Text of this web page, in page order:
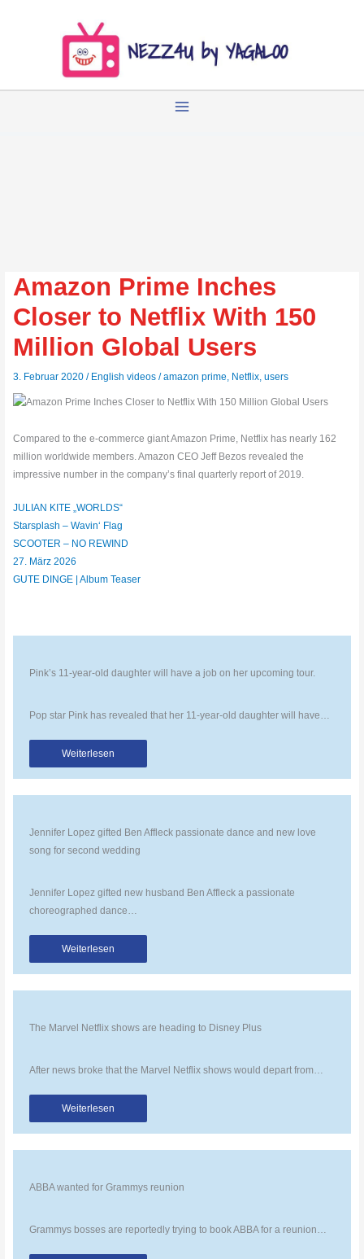
Amazon Prime Inches
Closer to Netflix With 150
Million Global Users
3. Februar 2020/ English videos /amazon prime Netflix ,users
Compared to the e-commerce giant Amazon Prime, Netflix has nearly 162
million worldwide members. Amazon CEO Jeff Bezos revealed the
impressive number in the company’s final quarterly report of 2019.
JULIAN KITE „WORLDS“
Starsplash – Wavin‘ Flag
SCOOTER – NO REWIND
27. März 2026
GUTE DINGE | Album Teaser
Pink’s 11-year-old daughter will have a job on her upcoming tour.
Pop star Pink has revealed that her 11-year-old daughter will have…
Weiterlesen
Jennifer Lopez gifted Ben Affleck passionate dance and new love
song for second wedding
Jennifer Lopez gifted new husband Ben Affleck a passionate
choreographed dance…
Weiterlesen
The Marvel Netflix shows are heading to Disney Plus
After news broke that the Marvel Netflix shows would depart from…
Weiterlesen
ABBA wanted for Grammys reunion
Grammys bosses are reportedly trying to book ABBA for a reunion…